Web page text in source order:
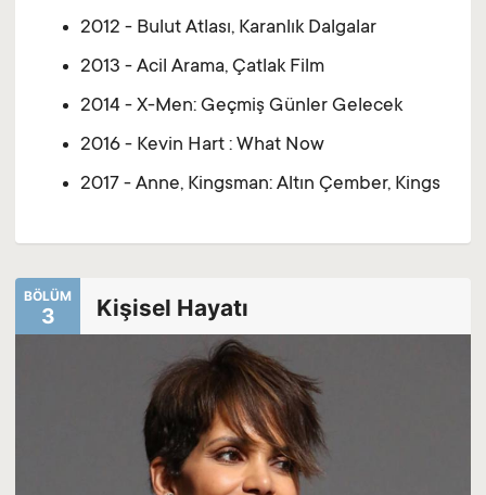
2012 - Bulut Atlası, Karanlık Dalgalar
2013 - Acil Arama, Çatlak Film
2014 - X-Men: Geçmiş Günler Gelecek
2016 - Kevin Hart : What Now
2017 - Anne, Kingsman: Altın Çember, Kings
BÖLÜM
3 Kişisel Hayatı